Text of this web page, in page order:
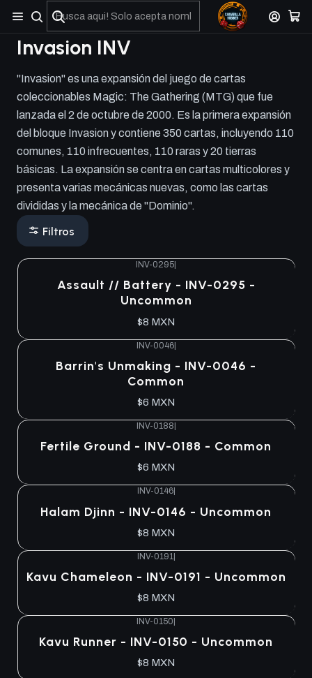
No olviden reportar sus depositos y transferencias por Whatsapp
Invasion INV
"Invasion" es una expansión del juego de cartas
coleccionables Magic: The Gathering (MTG) que fue
lanzada el 2 de octubre de 2000. Es la primera expansión
del bloque Invasion y contiene 350 cartas, incluyendo 110
comunes, 110 infrecuentes, 110 raras y 20 tierras
básicas. La expansión se centra en cartas multicolores y
presenta varias mecánicas nuevas, como las cartas
divididas y la mecánica de "Dominio".
Filtros
INV-0295
Assault // Battery - INV-0295 -
Uncommon
$8 MXN
INV-0046|
Barrin's Unmaking - INV-0046 -
Common
$6 MXN
INV-0188
Fertile Ground - INV-0188 - Common
$6 MXN
INV-0146|
Halam Djinn - INV-0146 - Uncommon
$8 MXN
INV-0191 |
Kavu Chameleon - INV-0191 - Uncommon
$8 MXN
INV-0150
Kavu Runner - INV-0150 - Uncommon
$8 MXN